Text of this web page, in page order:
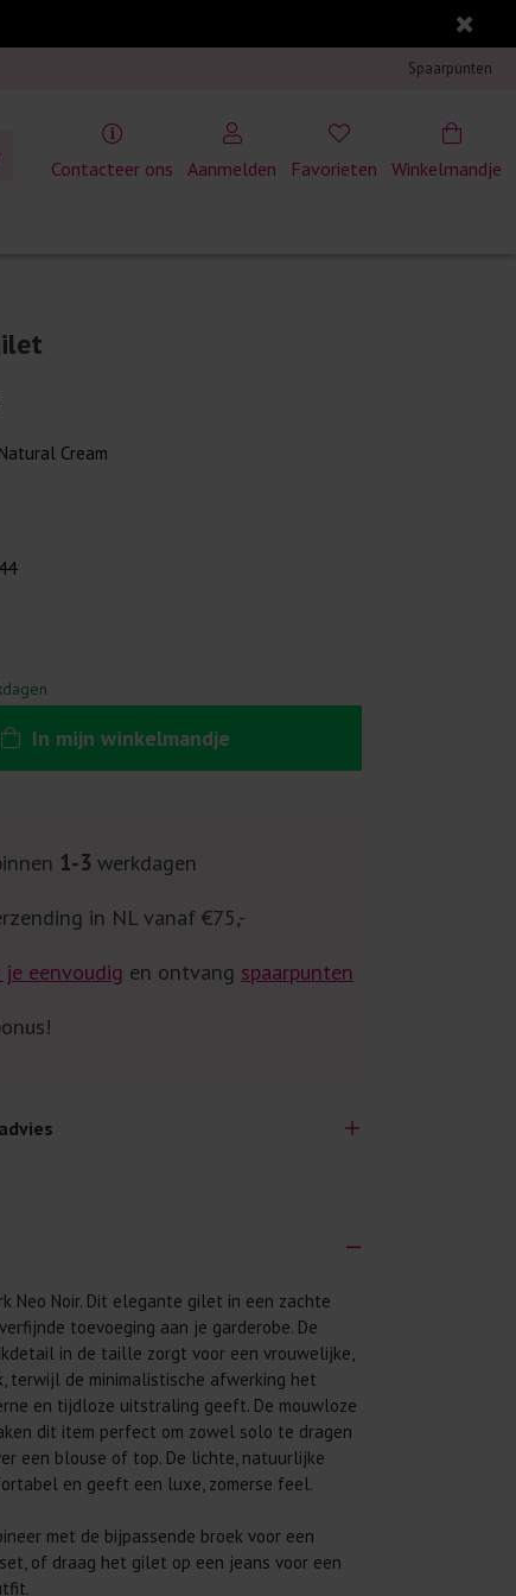
Spaarpunten
Winkelmandje
Contacteer ons Aanmelden Favorieten
Natural Cream
44
In mijn winkelmandje
1-3werkdagen
in NL vanaf €75,-
je eenvoudig en ontvang spaarpunten
plezier hebben van je nieuwe kleding.
een aantal algemene was-tips:
even het was-etiket.
buiten. Dat beschermt de
wasmiddel. Per kledingstuk is een drupje
Op 20 of 30 graden wassen is vaak
Neo Noir. Dit elegante gilet in een zachte
toevoeging aan je garderobe. De
in de taille zorgt voor een vrouwelijke,
terwijl de minimalistische afwerking het
en tijdloze uitstraling geeft. De mouwloze
dit item perfect om zowel solo te dragen
een blouse of top. De lichte, natuurlijke
en geeft een luxe, zomerse feel.
met de bijpassende broek voor een
of draag het gilet op een jeans voor een